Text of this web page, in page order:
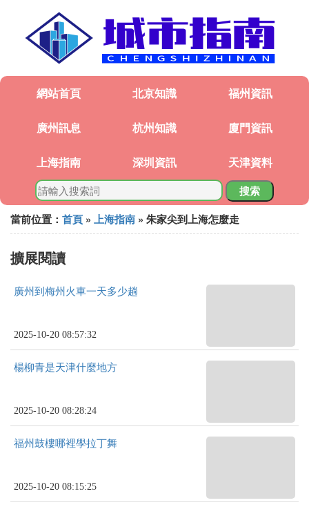
網站首頁 北京知識 福州資訊
廣州訊息 杭州知識 廈門資訊
上海指南 深圳資訊 天津資料
搜索
當前位置： 首頁 » 上海指南 » 朱家尖到上海怎麼走
擴展閱讀
廣州到梅州火車一天多少趟
2025-10-20 08:57:32
楊柳青是天津什麼地方
2025-10-20 08:28:24
福州鼓樓哪裡學拉丁舞
2025-10-20 08:15:25